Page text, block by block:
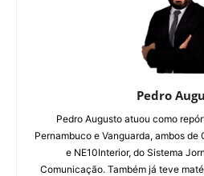
Pedro
Pedro Augusto atuou como
Pernambuco e Vanguarda, ambos de
e NE10Interior, do Sistema
Comunicação. Também já teve